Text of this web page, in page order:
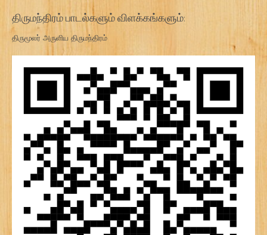
திருமந்திரம் பாடல்களும் விளக்கங்களும்:
திருமூலர் அருளிய திருமந்திரம்